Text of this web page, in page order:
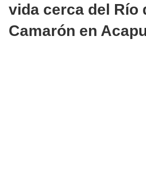
vida cerca del Río
Camarón en